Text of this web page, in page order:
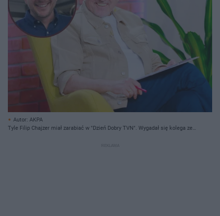
Autor: AKPA
Tyle Filip Chajzer miał zarabiać w "Dzień Dobry TVN". Wygadał się kolega ze